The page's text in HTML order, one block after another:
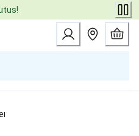
kuppi Scruffs Icon